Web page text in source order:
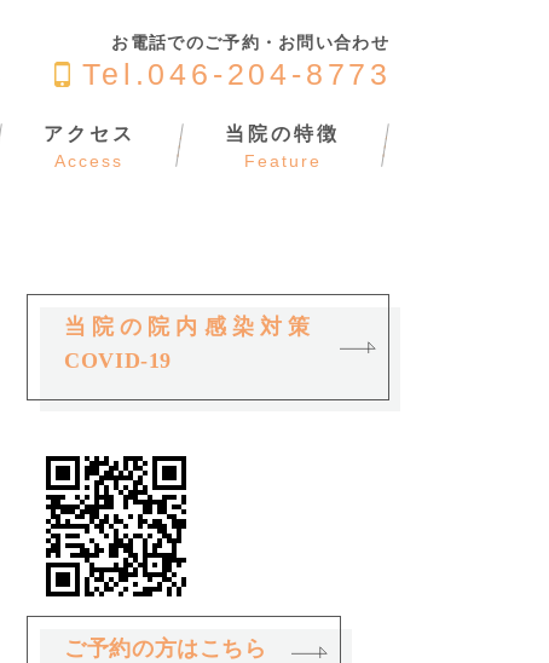
お電話でのご予約・お問い合わせ
Tel.046-204-8773
アクセス
Access
当院の特徴
Feature
当院の院内感染対策
COVID-19
ご予約の方はこちら